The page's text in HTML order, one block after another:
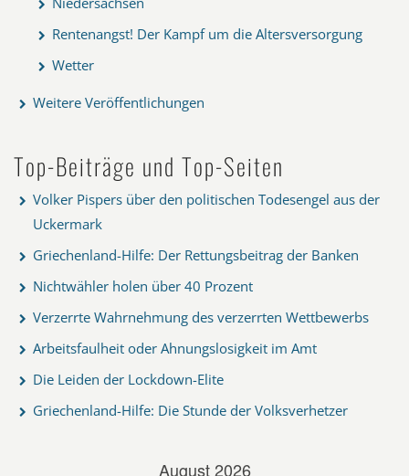
Rentenangst! Der Kampf um die Altersversorgung
Wetter
Weitere Veröffentlichungen
Top-Beiträge und Top-Seiten
Volker Pispers über den politischen Todesengel aus der
Uckermark
Griechenland-Hilfe: Der Rettungsbeitrag der Banken
Nichtwähler holen über 40 Prozent
Verzerrte Wahrnehmung des verzerrten Wettbewerbs
Arbeitsfaulheit oder Ahnungslosigkeit im Amt
Die Leiden der Lockdown-Elite
Griechenland-Hilfe: Die Stunde der Volksverhetzer
August 2026